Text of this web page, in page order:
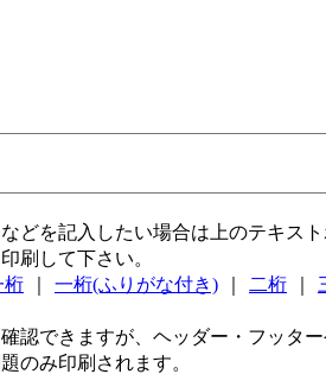
どを記入したい場合は上のテキス
刷して下さい。
桁 一桁(ふりがな付き) 二桁
認できますが、ヘッダー・フッタ
のみ印刷されます。